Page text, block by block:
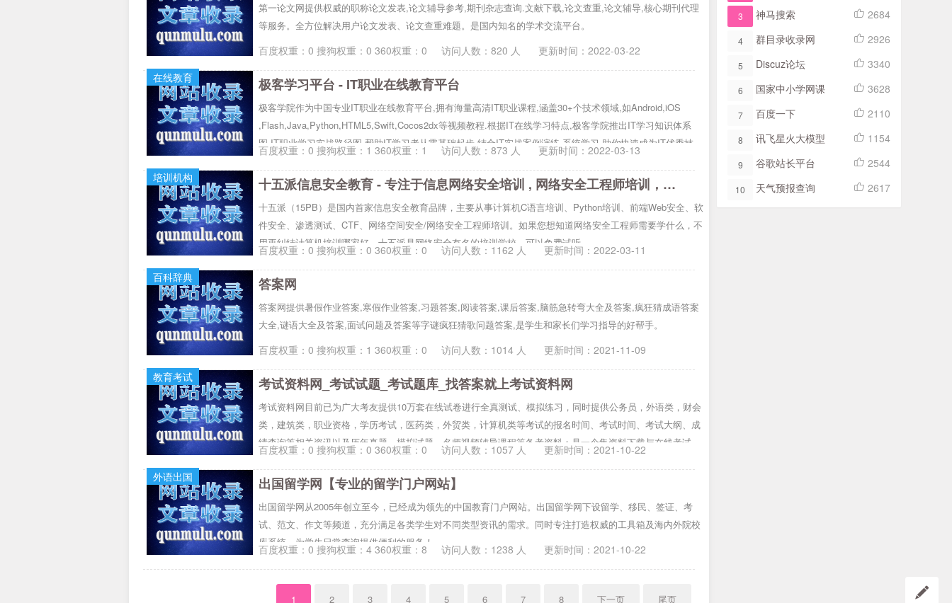
第一论文网提供权威的职称论文发表,论文辅导参考,期刊杂志查询.文献下载,论文查重,论文辅导,核心期刊代理
等服务。全方位解决用户论文发表、论文查重难题。是国内知名的学术交流平台。
百度权重：0 搜狗权重：0 360权重：0 访问人数： 820 人 更新时间： 2022-03-22
在线教育
极客学习平台 - IT职业在线教育平台
极客学院作为中国专业IT职业在线教育平台,拥有海量高清IT职业课程,涵盖30+个技术领域,如Android,iOS
,Flash,Java,Python,HTML5,Swift,Cocos2dx等视频教程.根据IT在线学习特点,极客学院推出IT学习知识体系
图,IT职业学习实战路径图,帮助IT学习者从零基础起步,结合IT实战案例演练,系统学习,助你快速成为IT优秀技术
人才！
百度权重：0 搜狗权重：1 360权重：1 访问人数： 873 人 更新时间： 2022-03-13
培训机构
十五派信息安全教育 - 专注于信息网络安全培训 , 网络安全工程师培训，计算机前端Web安全培训
十五派（15PB）是国内首家信息安全教育品牌，主要从事计算机C语言培训、Python培训、前端Web安全、软
件安全、渗透测试、CTF、网络空间安全/网络安全工程师培训。如果您想知道网络安全工程师需要学什么，不
用再纠结计算机培训哪家好，十五派是网络安全有名的培训学校，可以免费试听。
百度权重：0 搜狗权重：0 360权重：0 访问人数： 1162 人 更新时间： 2022-03-11
百科辞典
答案网
答案网提供暑假作业答案,寒假作业答案,习题答案,阅读答案,课后答案,脑筋急转弯大全及答案,疯狂猜成语答案
大全,谜语大全及答案,面试问题及答案等字谜疯狂猜歌问题答案,是学生和家长们学习指导的好帮手。
百度权重：0 搜狗权重：1 360权重：0 访问人数： 1014 人 更新时间： 2021-11-09
教育考试
考试资料网_考试试题_考试题库_找答案就上考试资料网
考试资料网目前已为广大考友提供10万套在线试卷进行全真测试、模拟练习，同时提供公务员，外语类，财会
类，建筑类，职业资格，学历考试，医药类，外贸类，计算机类等考试的报名时间、考试时间、考试大纲、成
绩查询等相关资讯以及历年真题、模拟试题、名师视频辅导课程等备考资料；是一个集资料下载与在线考试系
统、资讯发布于一体的学习资料网站。
百度权重：0 搜狗权重：0 360权重：0 访问人数： 1057 人 更新时间： 2021-10-22
外语出国
出国留学网【专业的留学门户网站】
出国留学网从2005年创立至今，已经成为领先的中国教育门户网站。出国留学网下设留学、移民、签证、考
试、范文、作文等频道，充分满足各类学生对不同类型资讯的需求。同时专注打造权威的工具箱及海内外院校
库系统，为学生日常查询提供便利的服务！
百度权重：0 搜狗权重：4 360权重：8 访问人数： 1238 人 更新时间： 2021-10-22
1 2 3 4 5 6 7 8 下一页 尾页
3 神马搜索 2684
4 群目录收录网 2926
5 Discuz论坛 3340
6 国家中小学网课 3628
7 百度一下 2110
8 讯飞星火大模型 1154
9 谷歌站长平台 2544
10 天气预报查询 2617